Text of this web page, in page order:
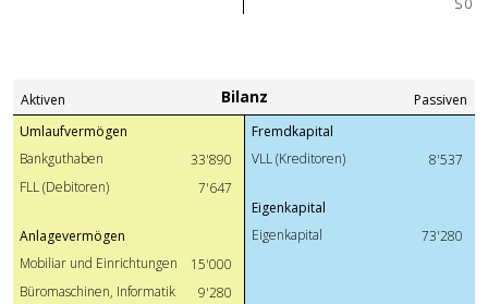
S 0
Aktiven Bilanz
Passiven
Umlaufvermögen
Bankguthaben
33'890
FLL (Debitoren)
7'647
Anlagevermögen
Mobiliar und Einrichtungen
15'000
Büromaschinen, Informatik
9'280
Fremdkapital
VLL (Kreditoren)
8'537
Eigenkapital
Eigenkapital
73'280